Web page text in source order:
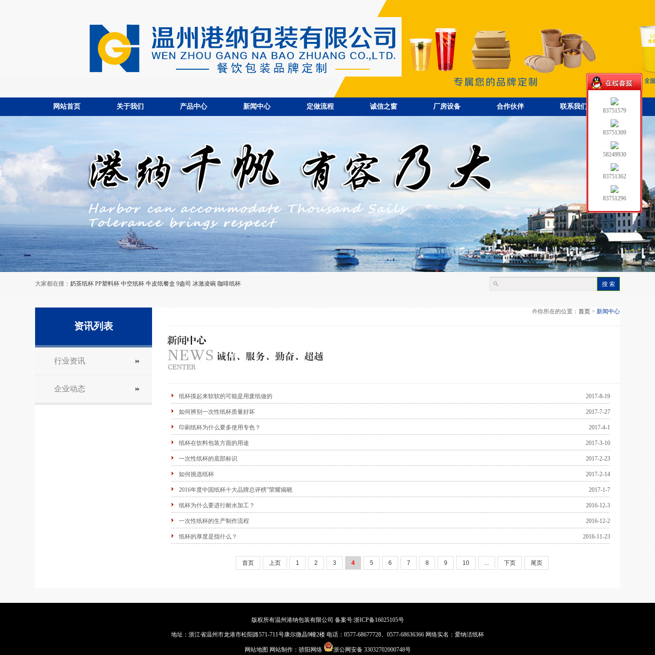
网站首页 关于我们 产品中心 新闻中心 定做流程 诚信之窗 厂房设备 合作伙伴 联系我们
大家都在搜： 奶茶纸杯 PP塑料杯 中空纸杯 牛皮纸餐盒 9盎司 冰激凌碗 咖啡纸杯
资讯列表
行业资讯
企业动态
你所在的位置： 首页 > 新闻中心
2017-8-19
纸杯摸起来软软的可能是用废纸做的
2017-7-27
如何辨别一次性纸杯质量好坏
2017-4-1
印刷纸杯为什么要多使用专色？
2017-3-10
纸杯在饮料包装方面的用途
2017-2-23
一次性纸杯的底部标识
2017-2-14
如何挑选纸杯
2017-1-7
2016年度中国纸杯十大品牌总评榜”荣耀揭晓
2016-12-3
纸杯为什么要进行耐水加工？
2016-12-2
一次性纸杯的生产制作流程
2016-11-23
纸杯的厚度是指什么？
首页 上页 1 2 3 4 5 6 7 8 9 10 ... 下页 尾页
版权所有温州港纳包装有限公司 备案号:浙ICP备16025105号
地址：浙江省温州市龙港市松阳路571-711号康尔微晶9幢2楼 电话：0577-68677728、0577-68636366 网络实名：爱纳洁纸杯
网站地图 网站制作： 骄阳网络 浙公网安备 33032702000748号
83751579
83751309
58249930
83751362
83751296